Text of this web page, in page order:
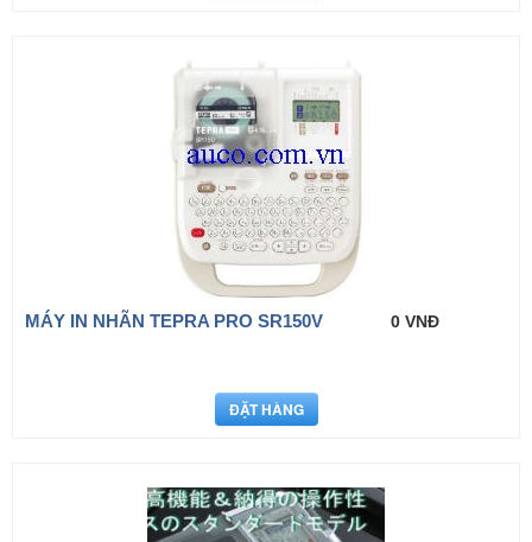
MÁY IN NHÃN TEPRA PRO SR150V 0 VNĐ